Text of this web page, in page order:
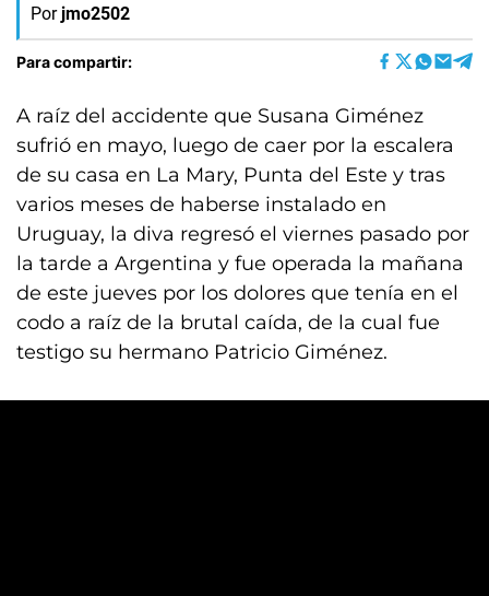
Por jmo2502
Para compartir:
A raíz del accidente que Susana Giménez
sufrió en mayo, luego de caer por la escalera
de su casa en La Mary, Punta del Este y tras
varios meses de haberse instalado en
Uruguay, la diva regresó el viernes pasado por
la tarde a Argentina y fue operada la mañana
de este jueves por los dolores que tenía en el
codo a raíz de la brutal caída, de la cual fue
testigo su hermano Patricio Giménez.